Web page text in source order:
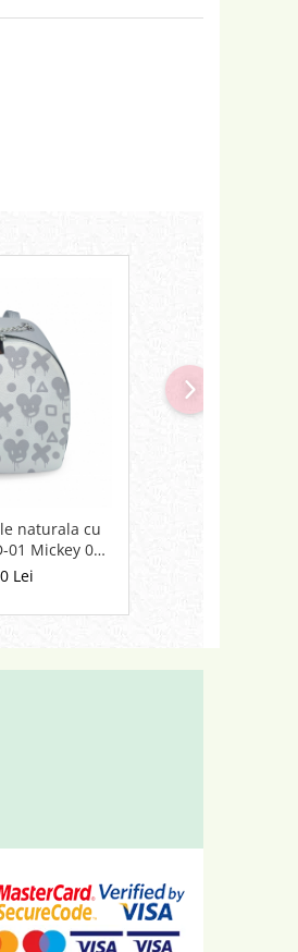
naturala cu
Mickey 01-
Lei